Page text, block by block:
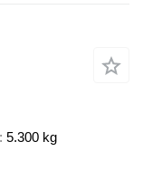
5.300 kg